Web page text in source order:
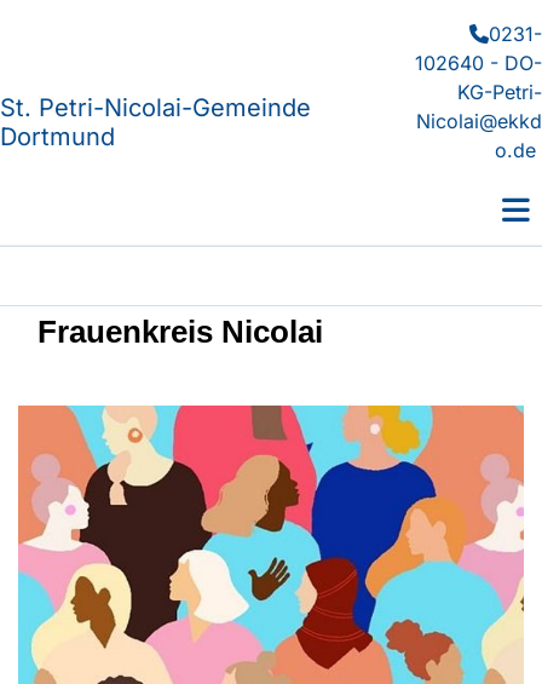
St. Petri-Nicolai-Gemeinde
Dortmund
0231-
102640 - DO-
KG-Petri-
Nicolai@ekkd
o.de
Frauenkreis Nicolai